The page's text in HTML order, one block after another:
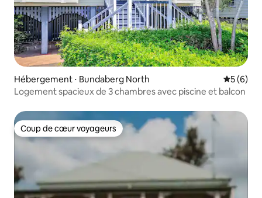
Hébergement ⋅ Bundaberg North
5 (6)
Logement spacieux de 3 chambres avec piscine et balcon
Coup de cœur voyageurs
Coup de cœur voyageurs